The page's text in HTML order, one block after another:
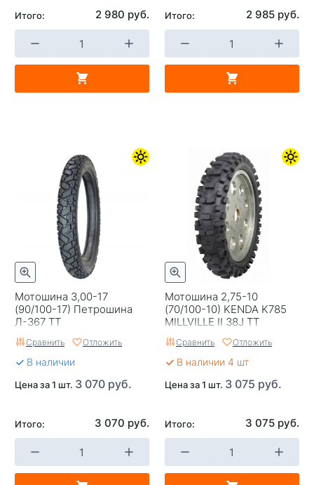
Итого: 2 980 руб. Итого: 2 985 руб.
Мотошина 3,00-17
(90/100-17) Петрошина
Л-367 TT
Сравнить Отложить
В наличии
Цена за 1 шт. 3 070 руб.
Итого: 3 070 руб.
Мотошина 2,75-10
(70/100-10) KENDA K785
MILLVILLE II 38J TT
Сравнить Отложить
В наличии 4 шт
Цена за 1 шт. 3 075 руб.
Итого: 3 075 руб.